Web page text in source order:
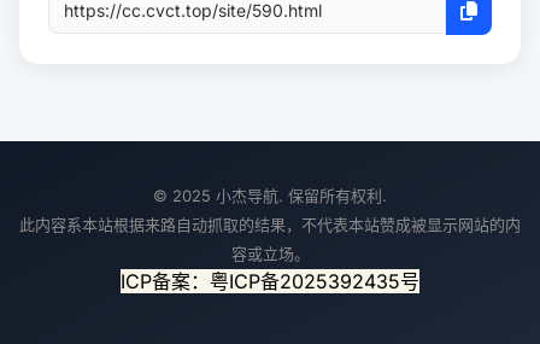
© 2025 小杰导航. 保留所有权利.
此内容系本站根据来路自动抓取的结果，不代表本站赞成被显示网站的内
容或立场。
ICP备案：粤ICP备2025392435号